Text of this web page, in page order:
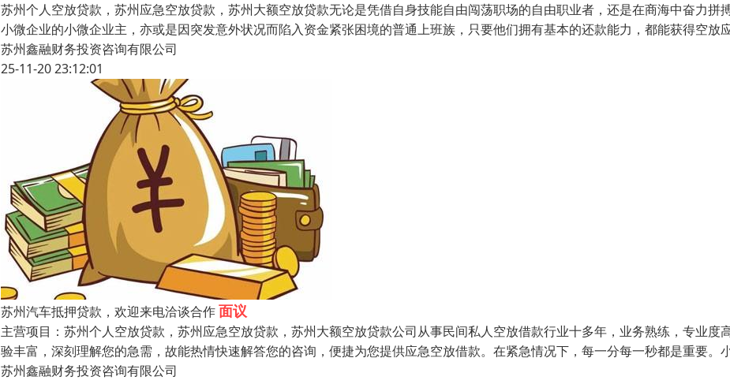
苏州个人空放贷款，苏州应急空放贷款，苏州大额空放贷款无论是凭借自身技能自由闯荡职场的自由职业者，还是在商海中奋力拼
小微企业的小微企业主，亦或是因突发意外状况而陷入资金紧张困境的普通上班族，只要他们拥有基本的还款能力，都能获得空放
苏州鑫融财务投资咨询有限公司
25-11-20 23:12:01
苏州汽车抵押贷款，欢迎来电洽谈合作面议
主营项目：苏州个人空放贷款，苏州应急空放贷款，苏州大额空放贷款公司从事民间私人空放借款行业十多年，业务熟练，专业度
验丰富，深刻理解您的急需，故能热情快速解答您的咨询，便捷为您提供应急空放借款。在紧急情况下，每一分每一秒都是重要。
苏州鑫融财务投资咨询有限公司